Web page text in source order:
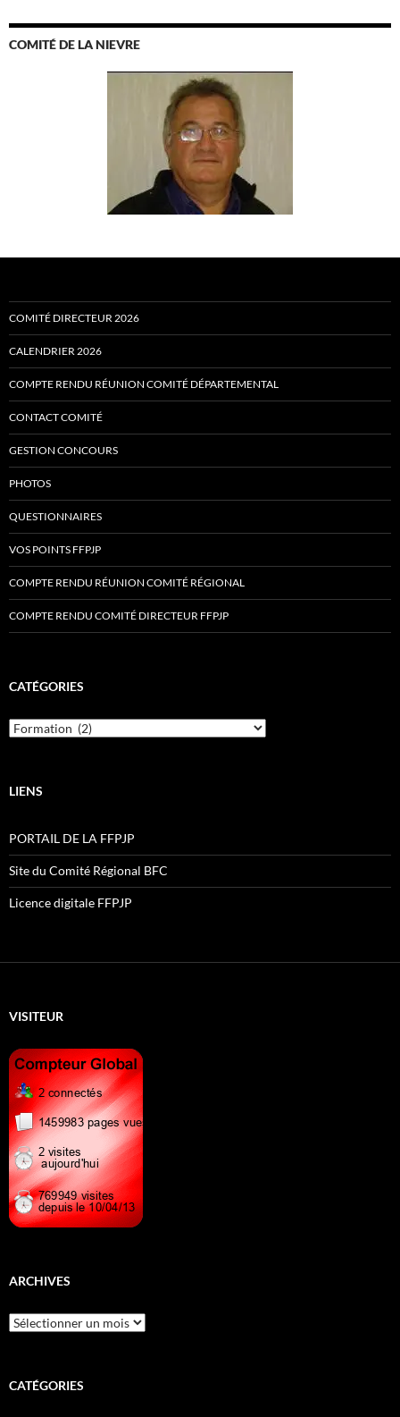
COMITÉ DE LA NIEVRE
COMITÉ DIRECTEUR 2026
CALENDRIER 2026
COMPTE RENDU RÉUNION COMITÉ DÉPARTEMENTAL
CONTACT COMITÉ
GESTION CONCOURS
PHOTOS
QUESTIONNAIRES
VOS POINTS FFPJP
COMPTE RENDU RÉUNION COMITÉ RÉGIONAL
COMPTE RENDU COMITÉ DIRECTEUR FFPJP
CATÉGORIES
Catégories
LIENS
PORTAIL DE LA FFPJP
Site du Comité Régional BFC
Licence digitale FFPJP
VISITEUR
ARCHIVES
Archives
CATÉGORIES